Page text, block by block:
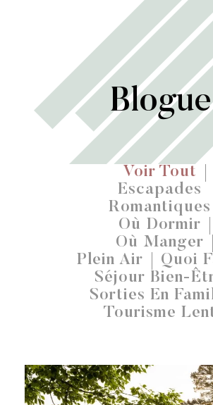
Blogue
Voir Tout
Escapades
Romantiques
Où Dormir
Où Manger
Plein Air Quoi
Séjour Bien-
Sorties En
Tourisme